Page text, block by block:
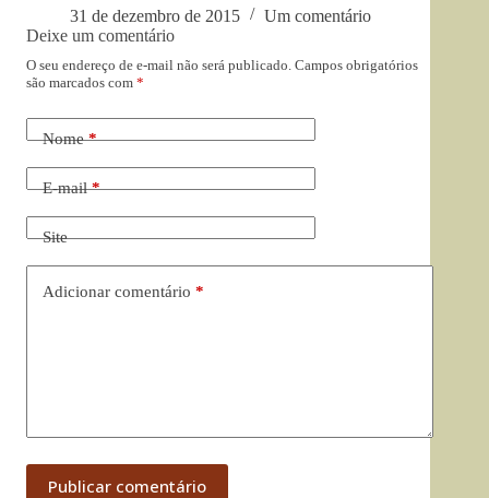
31 de dezembro de 2015
Um comentário
Deixe um comentário
O seu endereço de e-mail não será publicado. Campos obrigatórios
são marcados com *
Nome*
E-mail*
Site
Adicionar comentário *
Publicar comentário